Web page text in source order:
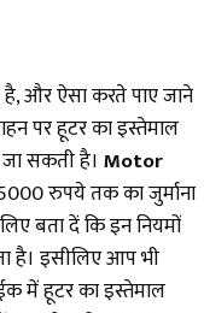
है, और ऐसा करते पाए जाने
पर हूटर का इस्तेमाल
सकती है। Motor
रुपये तक का जुर्माना
बता दें कि इन नियमों
है। इ​सीलिए आप भी
में हूटर का इस्तेमाल